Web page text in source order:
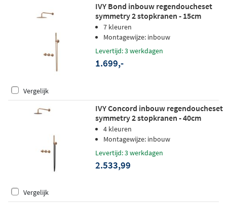
IVY Bond inbouw regendoucheset
symmetry 2 stopkranen - 15cm
plafondbuis - 20cm slim
hoofddouche - wandhouder -
staafhanddouche - geborsteld mat
koper pvd
7 kleuren
Montagewijze: inbouw
Levertijd: 3 werkdagen
1.699,-
Vergelijk
IVY Concord inbouw regendoucheset
symmetry 2 stopkranen - 40cm
wandarm - 20cm medium
hoofddouche - glijstang -
staafhanddouche - rvs316 geborsteld
mat koper pvd
4 kleuren
Montagewijze: inbouw
Levertijd: 3 werkdagen
2.533,99
Vergelijk